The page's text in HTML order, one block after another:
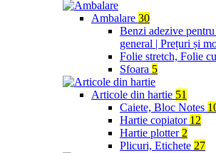
Ambalare 30
Benzi adezive
general | Prețuri și
Folie stretch, Folie
Sfoara 5
Articole din hartie 51
Caiete, Bloc Notes
Hartie copiator 12
Hartie plotter 2
Plicuri, Etichete 27